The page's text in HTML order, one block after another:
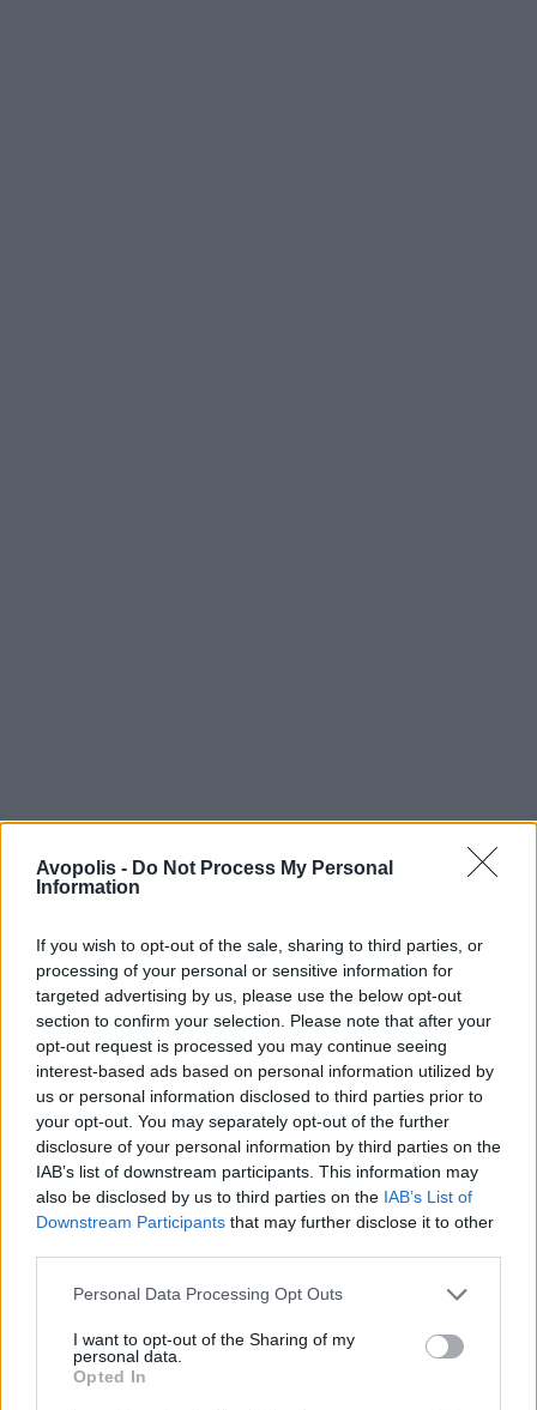
Avopolis - Do Not Process My Personal
Information
If you wish to opt-out of the sale, sharing to third parties, or
processing of your personal or sensitive information for
targeted advertising by us, please use the below opt-out
section to confirm your selection. Please note that after your
opt-out request is processed you may continue seeing
interest-based ads based on personal information utilized by
us or personal information disclosed to third parties prior to
your opt-out. You may separately opt-out of the further
disclosure of your personal information by third parties on the
IAB’s list of downstream participants. This information may
also be disclosed by us to third parties on the IAB’s List of
Downstream Participants that may further disclose it to other
Personal Data Processing Opt Outs
I want to opt-out of the Sharing of my
personal data.
Opted In